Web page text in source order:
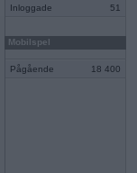
Inloggade 51
Mobilspel
Pågående 18 400